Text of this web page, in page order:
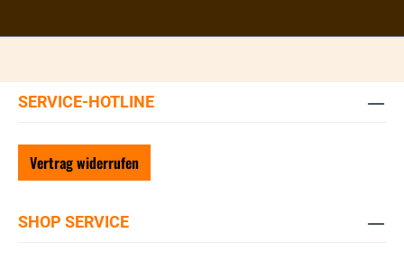
SERVICE-HOTLINE
Vertrag widerrufen
SHOP SERVICE